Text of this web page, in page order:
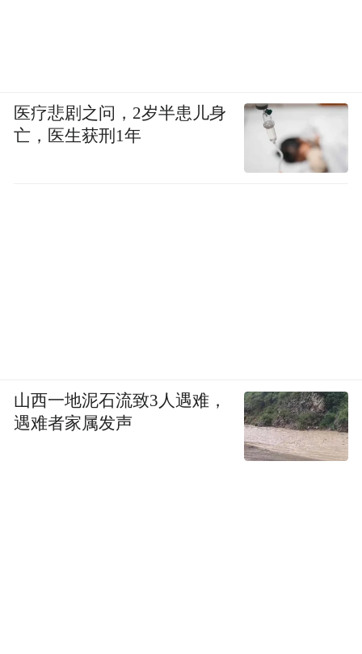
医疗悲剧之问，2岁半患儿身
亡，医生获刑1年
山西一地泥石流致3人遇难，
遇难者家属发声